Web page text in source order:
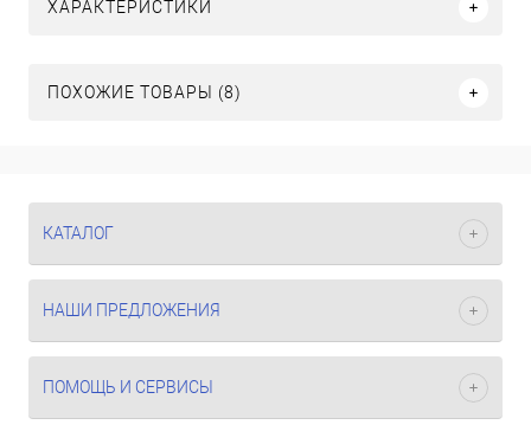
ХАРАКТЕРИСТИКИ
ПОХОЖИЕ ТОВАРЫ (8)
КАТАЛОГ
НАШИ ПРЕДЛОЖЕНИЯ
ПОМОЩЬ И СЕРВИСЫ